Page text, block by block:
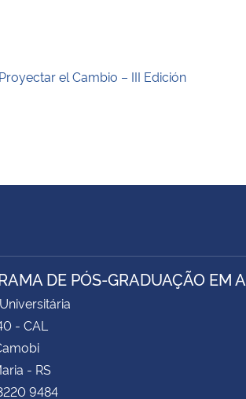
Proyectar el Cambio – III Edición
DE PÓS-GRADUAÇÃO EM
- CAL
- RS
9484